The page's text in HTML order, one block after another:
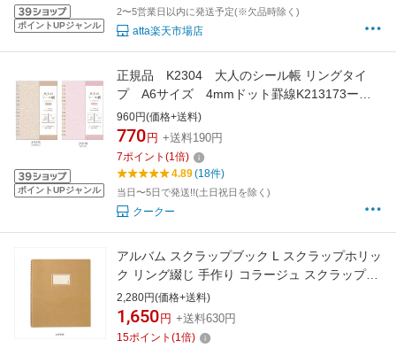
ポイントUPジャンル
2〜5営業日以内に発送予定(※欠品時除く)
atta楽天市場店
ポイントUPジャンル
正規品 K2304 大人のシール帳 リングタイ
プ A6サイズ 4mmドット罫線K213173ー
76 カミオジャパン大人の
960円(価格+送料)
770 円 +送料190円
7ポイント (1倍)
4.89(18件)
当日〜5日で発送!!(土日祝日を除く)
クークー
アルバム スクラップブック L スクラップホリッ
ク リング綴じ 手作り コラージュ スクラップブ
ッキング マークス
2,280円(価格+送料)
1,650 円 +送料630円
15ポイント (1倍)